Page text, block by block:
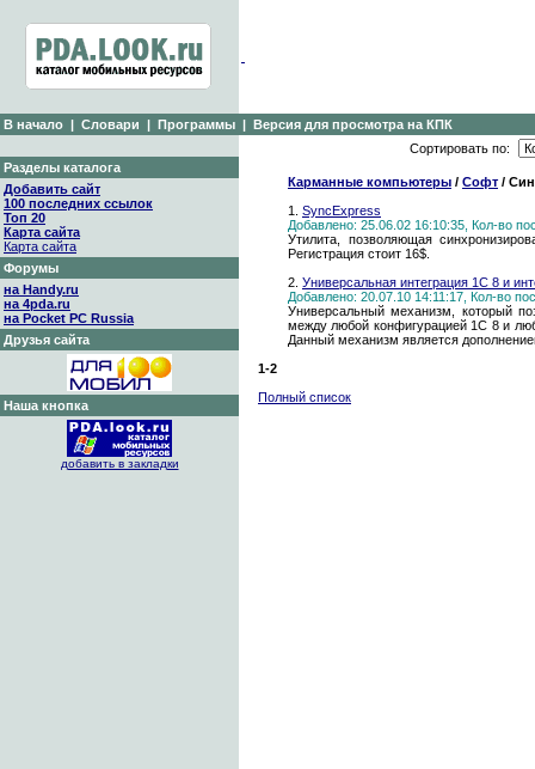
В начало | Словари | Программы | Версия для просмотра на КПК
Разделы каталога
Добавить сайт
100 последних ссылок
Топ 20
Карта сайта
Карта сайта
Форумы
на Handy.ru
на 4pda.ru
на Pocket PC Russia
Друзья сайта
Наша кнопка
добавить в закладки
Сортировать по:
Карманные компьютеры / Софт /
1. SyncExpress
Добавлено: 25.06.02 16:10:35, Кол-во
Утилита, позволяющая
Регистрация стоит 16$.
2. Универсальная интеграция 1С 8 и
Добавлено: 20.07.10 14:11:17, Кол-во
Универсальный механизм, который
между любой конфигурацией 1С 8 и
Данный механизм является
1-2
Полный список